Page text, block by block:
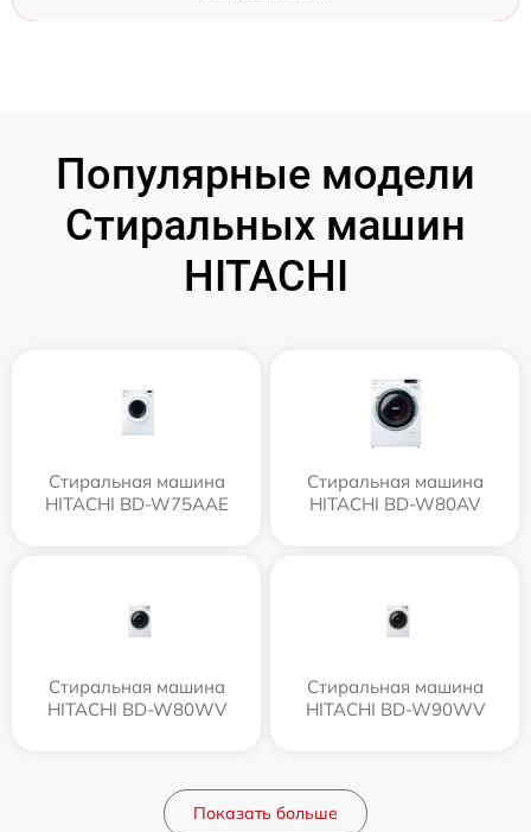
Популярные модели
Стиральных машин
HITACHI
Стиральная машина
HITACHI BD-W75AAE
Стиральная машина
HITACHI BD-W80AV
Стиральная машина
HITACHI BD-W80WV
Стиральная машина
HITACHI BD-W90WV
Показать больше